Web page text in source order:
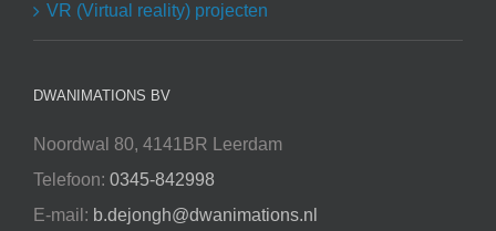
VR (Virtual reality) projecten
DWANIMATIONS BV
Noordwal 80, 4141BR Leerdam
Telefoon: 0345-842998
E-mail: b.dejongh@dwanimations.nl